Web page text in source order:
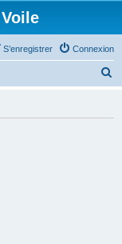
Connexion
S’enregistrer